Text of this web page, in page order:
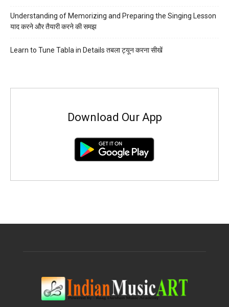
Understanding of Memorizing and Preparing the Singing Lesson
याद करने और तैयारी करने की समझ
Learn to Tune Tabla in Details तबला ट्यून करना सीखें
Download Our App